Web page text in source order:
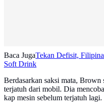
Baca JugaTekan Defisit,
Soft Drink
Berdasarkan saksi mata, Brown
terjatuh dari mobil. Dia
kap mesin sebelum terjatuh lagi.